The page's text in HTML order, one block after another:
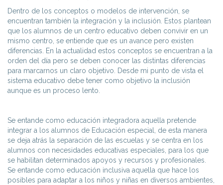
Dentro de los conceptos o modelos de intervención, se
encuentran también la integración y la inclusión. Estos plantean
que los alumnos de un centro educativo deben convivir en un
mismo centro, se entiende que es un avance pero existen
diferencias. En la actualidad estos conceptos se encuentran a la
orden del día pero se deben conocer las distintas diferencias
para marcarnos un claro objetivo. Desde mi punto de vista el
sistema educativo debe tener como objetivo la inclusión
aunque es un proceso lento.
Se entande como educación integradora aquella pretende
integrar a los alumnos de Educación especial, de esta manera
se deja atrás la separación de las escuelas y se centra en los
alumnos con necesidades educativas especiales, para los que
se habilitan determinados apoyos y recursos y profesionales.
Se entande como educación inclusiva aquella que hace los
posibles para adaptar a los niños y niñas en diversos ambientes,